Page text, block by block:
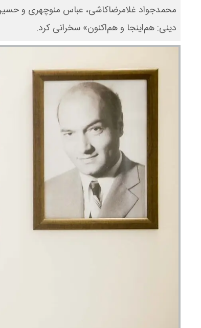
محمدجواد غلامرضا‌کاشی، عباس منوچهری و
دینی: هم‌اینجا و هم‌اکنون» سخرانی کرد.